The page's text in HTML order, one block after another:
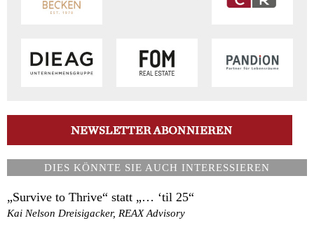
DIES KÖNNTE SIE AUCH INTERESSIEREN
„Survive to Thrive“ statt „… ‘til 25“
Kai Nelson Dreisigacker, REAX Advisory